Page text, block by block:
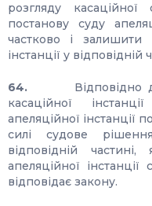
розгляду
постанову суду
частково і
інстанції у відповідній
64. Відповідно
касаційної
апеляційної інстанції
силі судове
відповідній
апеляційної
відповідає закону.